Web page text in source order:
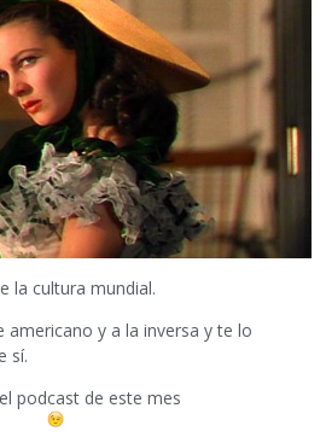
la cultura mundial.
americano y a la inversa y te lo
sí.
podcast de este mes